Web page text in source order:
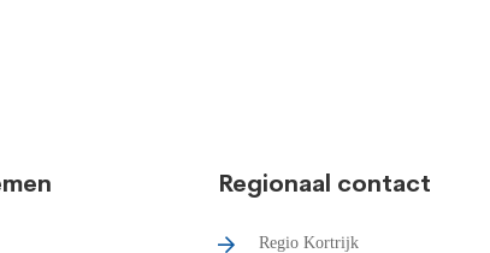
Regionaal contact
Regio Kortrijk